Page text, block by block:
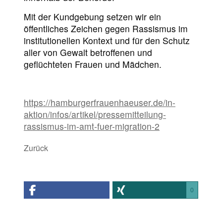
Mit der Kundgebung setzen wir ein
öffentliches Zeichen gegen Rassismus im
institutionellen Kontext und für den Schutz
aller von Gewalt betroffenen und
geflüchteten Frauen und Mädchen.
https://hamburgerfrauenhaeuser.de/in-
aktion/infos/artikel/pressemitteilung-
rassismus-im-amt-fuer-migration-2
Zurück
0